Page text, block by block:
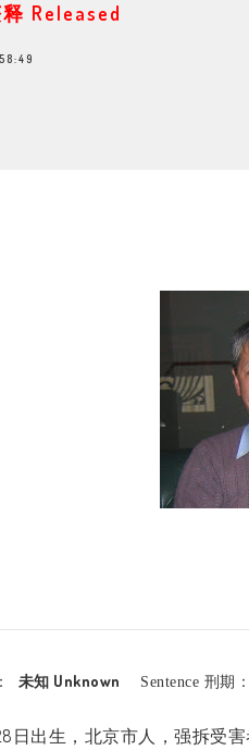
Released
未知 Unknown Sentence 刑期：
日出生，北京市人，强拆受害